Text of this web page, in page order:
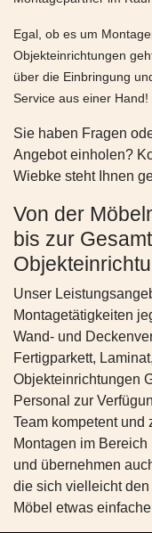
Egal, ob es um
Objekteinrichtungen
über die Einbringung
Service aus einer Hand!
Sie haben Fragen
Angebot einholen?
Wiebke steht Ihnen
Von der
bis zur
Unser
Montagetätigkeiten
Wand- und
Fertigparkett,
Objekteinrichtungen
Personal zur
Team kompetent und
Montagen im
und übernehmen
die sich vielleicht
Möbel etwas